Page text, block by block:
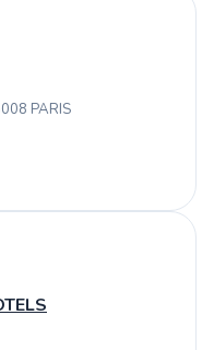
PARIS